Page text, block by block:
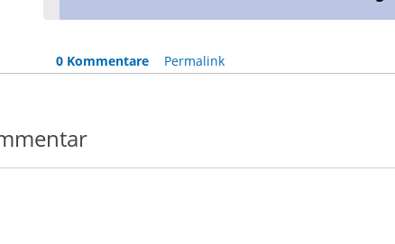
0 Kommentare Permalink